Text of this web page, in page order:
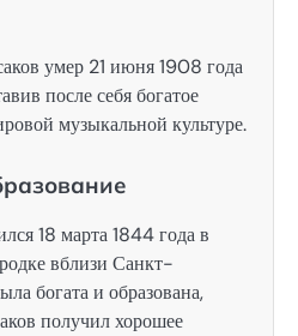
умер 21 июня 1908 года
после себя богатое
музыкальной культуре.
18 марта 1844 года в
вблизи Санкт-
богата и образована,
получил хорошее